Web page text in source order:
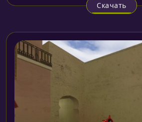
Скачать